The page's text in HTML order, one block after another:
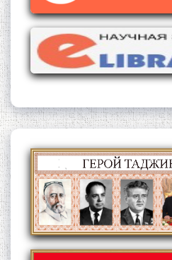
Сайре дар Осорхона